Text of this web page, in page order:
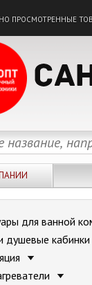
ПРОСМОТРЕННЫЕ
для ванной
душевые кабинки